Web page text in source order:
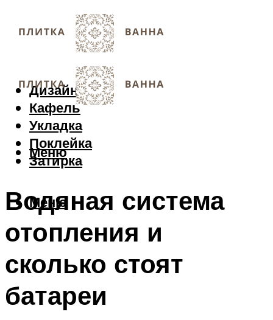
Дизайн
Кафель
Укладка
Поклейка
Затирка
Меню
Меню
Водяная система
отопления и
сколько стоят
батареи